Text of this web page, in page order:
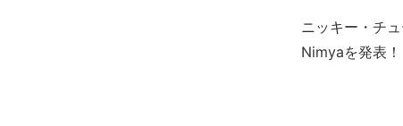
ニッキー・チ
Nimyaを発表！